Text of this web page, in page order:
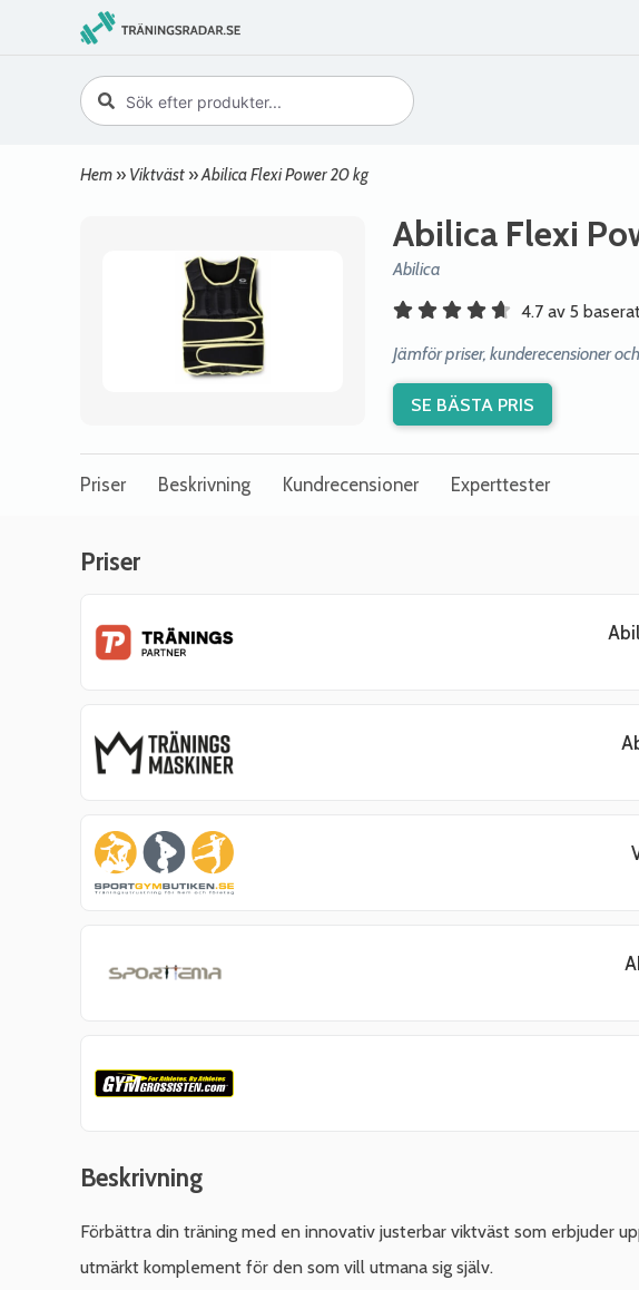
Hem » Viktväst »Abilica Flexi Power 20 kg
Abilica Flexi
Abilica
4.7 av 5
Jämför priser, kunderecensioner
SE BÄSTA PRIS
Priser Beskrivning Kundrecensioner Experttester
Priser
Beskrivning
Förbättra din träning med en innovativ justerbar viktväst som erbjuder
utmärkt komplement för den som vill utmana sig själv.